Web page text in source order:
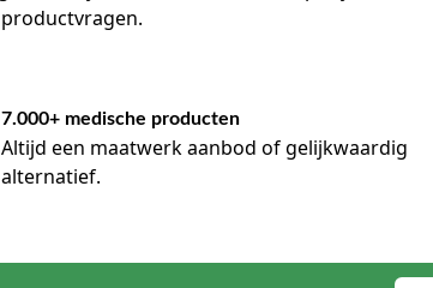
productvragen.
7.000+ medische producten
Altijd een maatwerk aanbod of gelijkwaardig
alternatief.